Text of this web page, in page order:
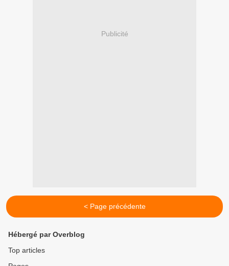
Publicité
< Page précédente
Hébergé par Overblog
Top articles